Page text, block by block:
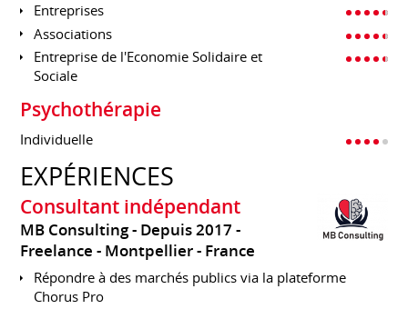
Entreprises
Associations
Entreprise de l'Economie Solidaire et
Sociale
Psychothérapie
Individuelle
EXPÉRIENCES
Consultant indépendant
MB Consulting
Depuis 2017
Freelance
Montpellier France
Répondre à des marchés publics via la plateforme
Chorus Pro